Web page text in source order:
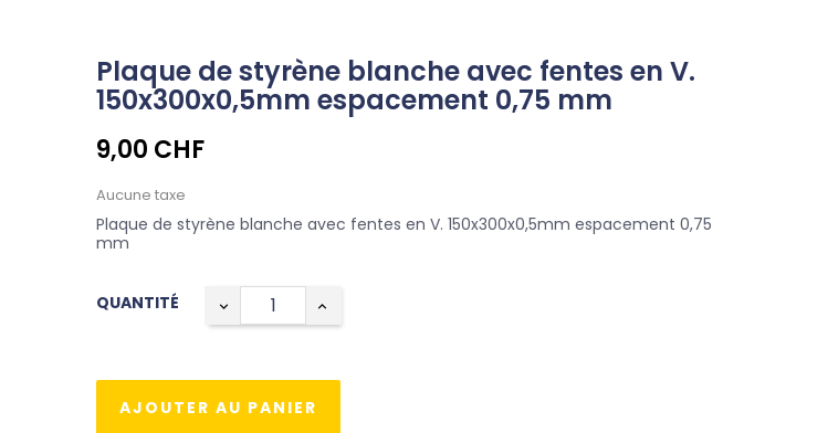
Plaque de styrène blanche avec fentes en V.
150x300x0,5mm espacement 0,75 mm
9,00 CHF
Aucune taxe
Plaque de styrène blanche avec fentes en V. 150x300x0,5mm espacement 0,75
mm
QUANTITÉ
AJOUTER AU PANIER